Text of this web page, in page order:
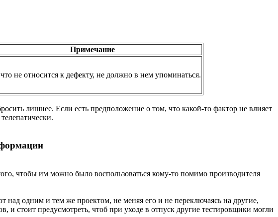
Примечание
не относится к дефекту, не должно в нем упоминаться.
лишнее. Если есть предположение о том, что какой-то фактор не влияет
чтобы им можно было воспользоваться кому-то помимо производителя
одним и тем же проектом, не меняя его и не переключаясь на другие,
и стоит предусмотреть, чтоб при уходе в отпуск другие тестировщики могли